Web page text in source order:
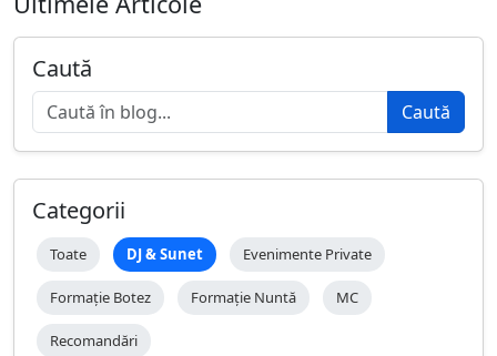
Caută
Caută
Categorii
Toate DJ & Sunet Evenimente Private
Formație Botez Formație Nuntă MC
Recomandări